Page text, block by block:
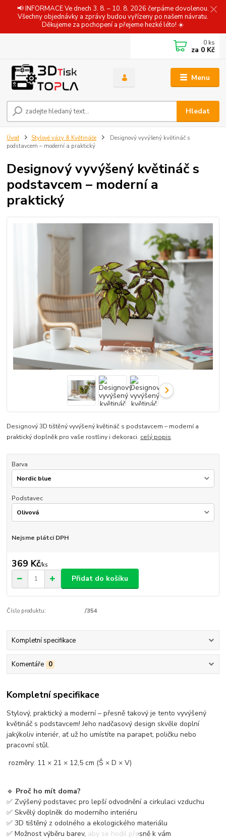
📢 INFORMACE Ve dnech 3. 8. – 10. 8. 2026 čerpáme dovolenou.
Všechny objednávky a zprávy budou vyřízeny po našem návratu.
Děkujeme za pochopení a přejeme hezké léto! ☀️
Menu
Hledat
0 ks
za 0 Kč
Úvod Stylové vázy & Květináče
Designový vyvýšený květináč s
podstavcem – moderní a praktický
Designový vyvýšený květináč s
podstavcem – moderní a
praktický
Designový 3D tištěný vyvýšený květináč s podstavcem – moderní a
praktický doplněk pro vaše rostliny i dekoraci. celý popis
Barva
Podstavec
Nejsme plátci DPH
369 Kč/ks
Přidat do košíku
Číslo produktu: /354
Kompletní specifikace
Komentáře 0
Kompletní specifikace
Stylový, praktický a moderní – přesně takový je tento vyvýšený
květináč s podstavcem! Jeho nadčasový design skvěle doplní
jakýkoliv interiér, ať už ho umístíte na parapet, poličku nebo
pracovní stůl.
rozměry: 11 × 21 × 12,5 cm (Š × D × V)
🔹 Proč ho mít doma?
✅ Zvýšený podstavec pro lepší odvodnění a cirkulaci vzduchu
✅ Skvělý doplněk do moderního interiéru
✅ 3D tištěný z odolného a ekologického materiálu
✅ Možnost výběru barev, aby se hodil přesně k vám